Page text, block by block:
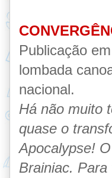
Publicação
lombada
nacional.
Há não muito
quase o
Apocalypse!
Brainiac.